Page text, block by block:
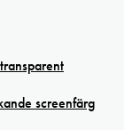
screenfärg